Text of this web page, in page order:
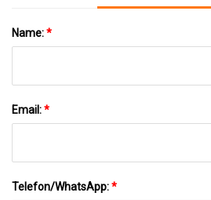
Name:*
Email:*
Telefon/WhatsApp:*